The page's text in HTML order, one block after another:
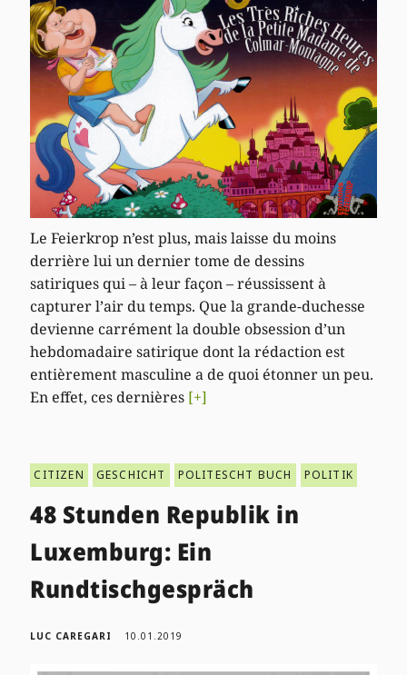
Le Feierkrop n’est plus, mais laisse du moins
derrière lui un dernier tome de dessins
satiriques qui – à leur façon – réussissent à
capturer l’air du temps. Que la grande-duchesse
devienne carrément la double obsession d’un
hebdomadaire satirique dont la rédaction est
entièrement masculine a de quoi étonner un peu.
En effet, ces dernières [+]
CITIZEN GESCHICHT POLITESCHT BUCH POLITIK
48 Stunden Republik in
Luxemburg: Ein
Rundtischgespräch
LUC CAREGARI 10.01.2019